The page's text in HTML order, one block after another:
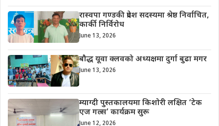
रास्वपा गण्डकी प्रदेश सदस्यमा श्रेष्ठ निर्वाचित,
कार्की निर्विरोध
June 13, 2026
बौद्ध यूवा क्लवको अध्यक्षमा दुर्गा बुढा मगर
June 13, 2026
म्याग्दी पुस्तकालयमा किशोरी लक्षित ‘टेक
एज गल्र्स’ कार्यक्रम सुरू
June 12, 2026